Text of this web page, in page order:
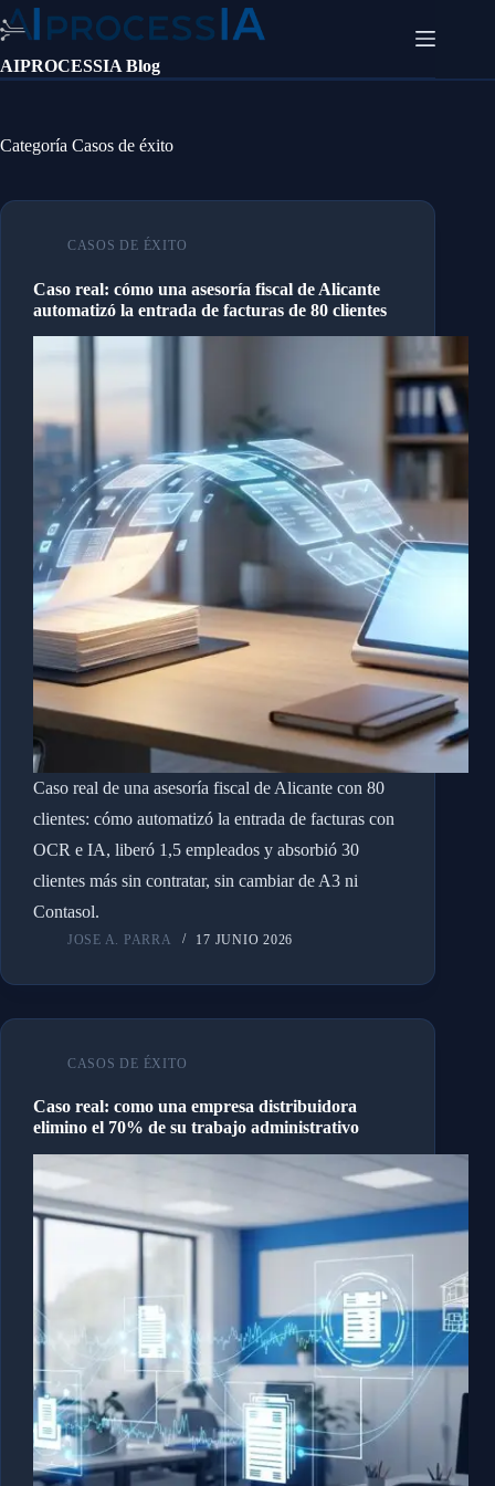
Blog
de
de
—
Casos
Saltar
al
AIPROCESSIA Blog
Categoría Casos de éxito
CASOS DE ÉXITO
Caso real: cómo una asesoría fiscal de Alicante
automatizó la entrada de facturas de 80 clientes
Caso real de una asesoría fiscal de Alicante con 80
clientes: cómo automatizó la entrada de facturas con
OCR e IA, liberó 1,5 empleados y absorbió 30
clientes más sin contratar, sin cambiar de A3 ni
Contasol.
JOSE A. PARRA 17 JUNIO 2026
CASOS DE ÉXITO
Caso real: como una empresa distribuidora
elimino el 70% de su trabajo administrativo